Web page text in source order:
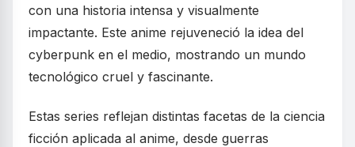
con una historia intensa y visualmente
impactante. Este anime rejuveneció la idea del
cyberpunk en el medio, mostrando un mundo
tecnológico cruel y fascinante.
Estas series reflejan distintas facetas de la ciencia
ficción aplicada al anime, desde guerras